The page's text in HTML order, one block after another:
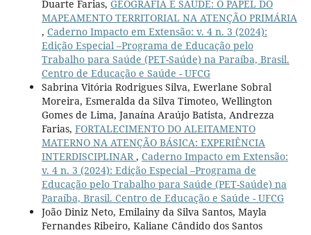
Duarte Farias, GEOGRAFIA E SAÚDE: O PAPEL DO
MAPEAMENTO TERRITORIAL NA ATENÇÃO PRIMÁRIA
, Caderno Impacto em Extensão: v. 4 n. 3 (2024):
Edição Especial –Programa de Educação pelo
Trabalho para Saúde (PET-Saúde) na Paraíba, Brasil.
Centro de Educação e Saúde - UFCG
Sabrina Vitória Rodrigues Silva, Ewerlane Sobral
Moreira, Esmeralda da Silva Timoteo, Wellington
Gomes de Lima, Janaína Araújo Batista, Andrezza
Farias, FORTALECIMENTO DO ALEITAMENTO
MATERNO NA ATENÇÃO BÁSICA: EXPERIÊNCIA
INTERDISCIPLINAR, Caderno Impacto em Extensão:
v. 4 n. 3 (2024): Edição Especial –Programa de
Educação pelo Trabalho para Saúde (PET-Saúde) na
Paraíba, Brasil. Centro de Educação e Saúde - UFCG
João Diniz Neto, Emilainy da Silva Santos, Mayla
Fernandes Ribeiro, Kaliane Cândido dos Santos